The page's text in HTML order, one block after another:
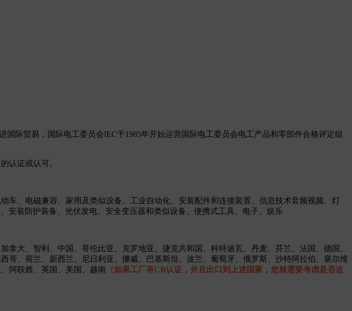
贸易，国际电工委员会IEC于1985年开始运营国际电工委员会电工产品和零部件合格评定组
认证或认可。
、电磁兼容、家用及类似设备、工业自动化、安装配件和连接装置、信息技术音频视频、灯
安装防护装备、光伏发电、安全变压器和类似设备、便携式工具、电子、娱乐
大、智利、中国、哥伦比亚、克罗地亚、捷克共和国、科特迪瓦、丹麦、芬兰、法国、德国、
、荷兰、新西兰、尼日利亚、挪威、巴基斯坦、波兰、葡萄牙、俄罗斯、沙特阿拉伯、塞尔维
阿联酋、英国、美国、越南 （如果工厂有CB认证，并且出口到上述国家，您就需要考虑是否这